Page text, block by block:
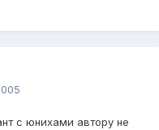
с юнихами автору не